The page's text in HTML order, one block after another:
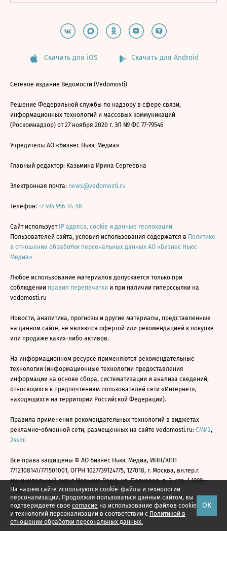
На нашем сайте используются cookie-файлы и технологии
персонализации. Продолжая пользоваться данным сайтом, вы
подтверждаете свое согласие на использование файлов cookie
и технологий персонализации в соответствии с Политикой в
отношении обработки персональных данных.
ОК
Скачать для iOS Скачать для Android
Сетевое издание Ведомости (Vedomosti)
Решение Федеральной службы по надзору в сфере связи,
информационных технологий и массовых коммуникаций
(Роскомнадзор) от 27 ноября 2020 г. ЭЛ № ФС 77-79546
Учредитель: АО «Бизнес Ньюс Медиа»
Главный редактор: Казьмина Ирина Сергеевна
Электронная почта: news@vedomosti.ru
Телефон: +7 495 956-34-58
Сайт использует IP адреса, cookie и данные геолокации
Пользователей сайта, условия использования содержатся в Политике
в отношении обработки персональных данных АО «Бизнес Ньюс
Медиа»
Любое использование материалов допускается только при
соблюдении правил перепечатки и при наличии гиперссылки на
vedomosti.ru
Новости, аналитика, прогнозы и другие материалы, представленные
на данном сайте, не являются офертой или рекомендацией к покупке
или продаже каких-либо активов.
На информационном ресурсе применяются рекомендательные
технологии (информационные технологии предоставления
информации на основе сбора, систематизации и анализа сведений,
относящихся к предпочтениям пользователей сети «Интернет»,
находящихся на территории Российской Федерации).
Правила применения рекомендательных технологий в виджетах
рекламно-обменной сети, размещенных на сайте vedomosti.ru: СМИ2,
24smi
Все права защищены © АО Бизнес Ньюс Медиа, ИНН/КПП
7712108141/771501001, ОГРН 1027739124775, 127018, г. Москва, вн.тер.г.
муниципальный округ Марьина Роща, ул. Полковая, д. 3, стр. 1 1999—
2026